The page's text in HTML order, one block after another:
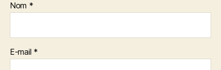
Nom *
E-mail *